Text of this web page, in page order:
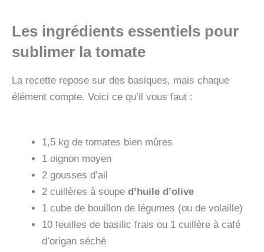
Les ingrédients essentiels pour
sublimer la tomate
La recette repose sur des basiques, mais chaque
élément compte. Voici ce qu’il vous faut :
1,5 kg de tomates bien mûres
1 oignon moyen
2 gousses d’ail
2 cuillères à soupe d’huile d’olive
1 cube de bouillon de légumes (ou de volaille)
10 feuilles de basilic frais ou 1 cuillère à café
d’origan séché